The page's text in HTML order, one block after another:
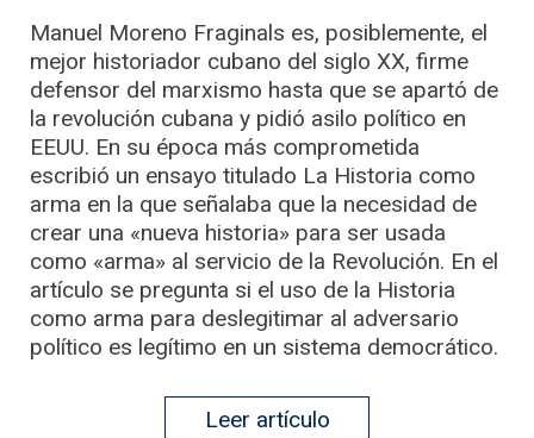
Manuel Moreno Fraginals es, posiblemente, el
mejor historiador cubano del siglo XX, firme
defensor del marxismo hasta que se apartó de
la revolución cubana y pidió asilo político en
EEUU. En su época más comprometida
escribió un ensayo titulado La Historia como
arma en la que señalaba que la necesidad de
crear una «nueva historia» para ser usada
como «arma» al servicio de la Revolución. En el
artículo se pregunta si el uso de la Historia
como arma para deslegitimar al adversario
político es legítimo en un sistema democrático.
Leer artículo